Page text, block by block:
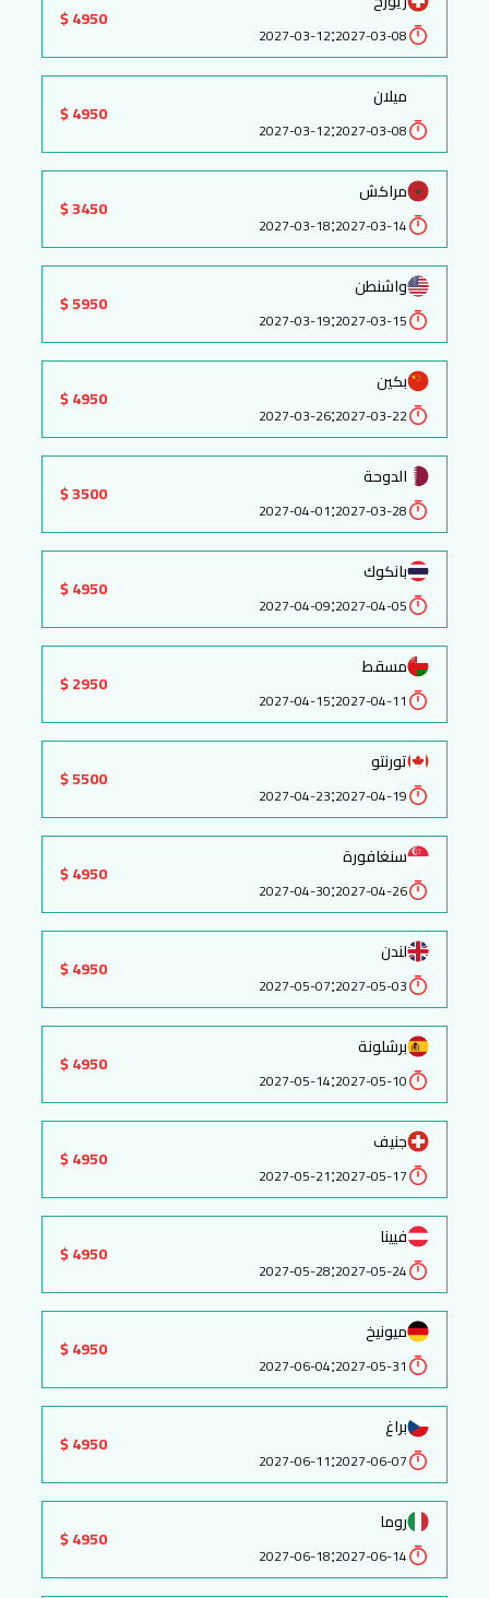
2027-03-08
:
2027-03-12
4950 $
ميلان
2027-03-08
:
2027-03-12
4950 $
مراكش
2027-03-14
:
2027-03-18
3450 $
واشنطن
2027-03-15
:
2027-03-19
5950 $
بكين
2027-03-22
:
2027-03-26
4950 $
الدوحة
2027-03-28
:
2027-04-01
3500 $
بانكوك
2027-04-05
:
2027-04-09
4950 $
مسقط
2027-04-11
:
2027-04-15
2950 $
تورنتو
2027-04-19
:
2027-04-23
5500 $
سنغافورة
2027-04-26
:
2027-04-30
4950 $
لندن
2027-05-03
:
2027-05-07
4950 $
برشلونة
2027-05-10
:
2027-05-14
4950 $
جنيف
2027-05-17
:
2027-05-21
4950 $
فيينا
2027-05-24
:
2027-05-28
4950 $
ميونيخ
2027-05-31
:
2027-06-04
4950 $
براغ
2027-06-07
:
2027-06-11
4950 $
روما
2027-06-14
:
2027-06-18
4950 $